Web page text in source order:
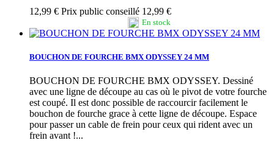
12,99 € Prix public conseillé 12,99 €
En stock
BOUCHON DE FOURCHE BMX ODYSSEY 24 MM
BOUCHON DE FOURCHE BMX ODYSSEY. Dessiné
avec une ligne de découpe au cas où le pivot de votre fourche
est coupé. Il est donc possible de raccourcir facilement le
bouchon de fourche grace à cette ligne de découpe. Espace
pour passer un cable de frein pour ceux qui rident avec un
frein avant !...